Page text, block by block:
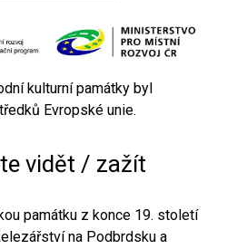
kulturní památky byl
Evropské unie.
vidět / zažít
památku z konce 19. století
na Podbrdsku a